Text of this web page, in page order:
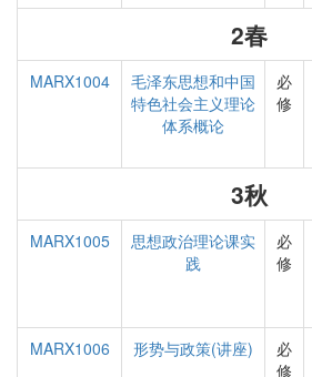
2春
MARX1004
毛泽东思想和中国
特色社会主义理论
体系概论
必
修
3秋
MARX1005
思想政治理论课实
践
必
修
MARX1006
形势与政策(讲座)
必
修